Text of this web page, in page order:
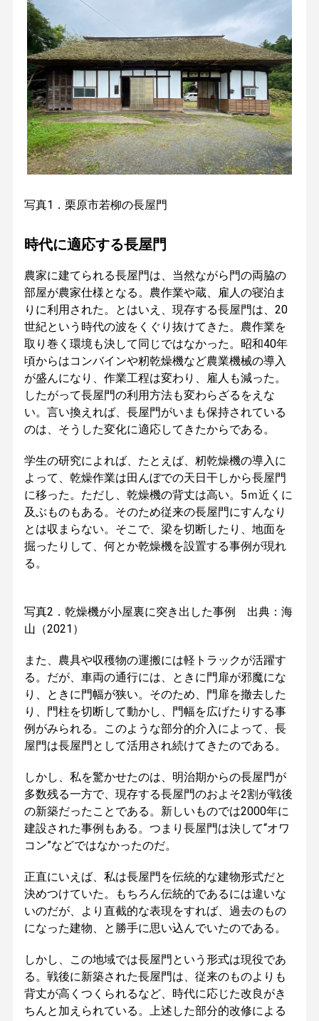
写真1．栗原市若柳の長屋門
時代に適応する長屋門
農家に建てられる長屋門は、当然ながら門の両脇の
部屋が農家仕様となる。農作業や蔵、雇人の寝泊ま
りに利用された。とはいえ、現存する長屋門は、20
世紀という時代の波をくぐり抜けてきた。農作業を
取り巻く環境も決して同じではなかった。昭和40年
頃からはコンバインや籾乾燥機など農業機械の導入
が盛んになり、作業工程は変わり、雇人も減った。
したがって長屋門の利用方法も変わらざるをえな
い。言い換えれば、長屋門がいまも保持されている
のは、そうした変化に適応してきたからである。
学生の研究によれば、たとえば、籾乾燥機の導入に
よって、乾燥作業は田んぼでの天日干しから長屋門
に移った。ただし、乾燥機の背丈は高い。5ｍ近くに
及ぶものもある。そのため従来の長屋門にすんなり
とは収まらない。そこで、梁を切断したり、地面を
掘ったりして、何とか乾燥機を設置する事例が現れ
る。
写真2．乾燥機が小屋裏に突き出した事例 出典：海
山（2021）
また、農具や収穫物の運搬には軽トラックが活躍す
る。だが、車両の通行には、ときに門扉が邪魔にな
り、ときに門幅が狭い。そのため、門扉を撤去した
り、門柱を切断して動かし、門幅を広げたりする事
例がみられる。このような部分的介入によって、長
屋門は長屋門として活用され続けてきたのである。
しかし、私を驚かせたのは、明治期からの長屋門が
多数残る一方で、現存する長屋門のおよそ2割が戦後
の新築だったことである。新しいものでは2000年に
建設された事例もある。つまり長屋門は決して“オワ
コン”などではなかったのだ。
正直にいえば、私は長屋門を伝統的な建物形式だと
決めつけていた。もちろん伝統的であるには違いな
いのだが、より直截的な表現をすれば、過去のもの
になった建物、と勝手に思い込んでいたのである。
しかし、この地域では長屋門という形式は現役であ
る。戦後に新築された長屋門は、従来のものよりも
背丈が高くつくられるなど、時代に応じた改良がき
ちんと加えられている。上述した部分的改修による